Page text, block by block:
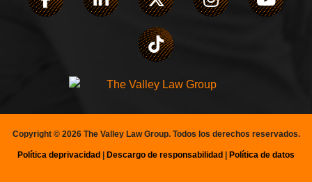
Copyright © 2026 The Valley Law Group. Todos los derechos reservados.
Política deprivacidad Descargo de responsabilidad Política de datos